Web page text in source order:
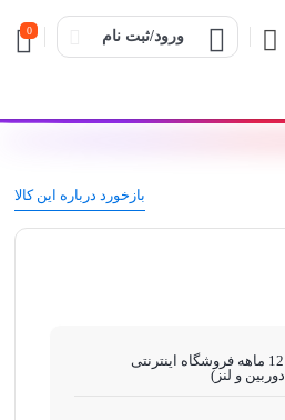
ورود/ثبت نام 0
بازخورد درباره این کالا
گارانتی 12 ماهه فروشگاه اینترنتی
و لنز)